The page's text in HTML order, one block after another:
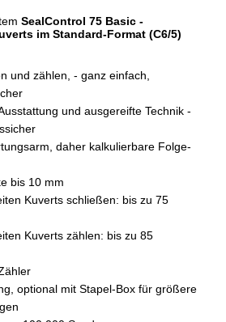
SealControl 75 Basic -
im Standard-Format (C6/5)
und zählen, - ganz einfach,
und ausgereifte Technik -
daher kalkulierbare Folge-
bis 10 mm
Kuverts schließen: bis zu 75
Kuverts zählen: bis zu 85
optional mit Stapel-Box für größere